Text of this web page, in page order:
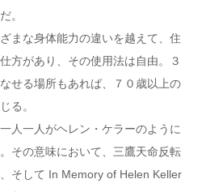
。
まな身体能力の違いを越えて、住
方があり、その使用法は自由。３
せる場所もあれば、７０歳以上の
る。
人一人がヘレン・ケラーのように
その意味において、三鷹天命反転
そして In Memory of Helen Keller